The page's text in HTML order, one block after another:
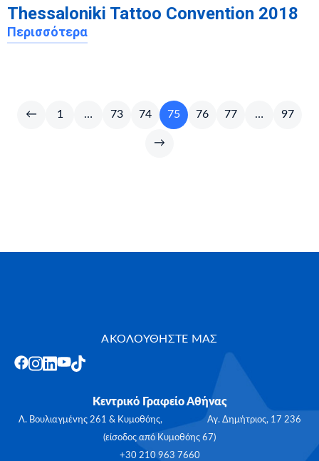
Τhessaloniki Tattoo Convention 2018
Περισσότερα
← 1 … 73 74 75 76 77 … 97
→
ΑΚΟΛΟΥΘΗΣΤΕ ΜΑΣ
Κεντρικό Γραφείο Αθήνας
Λ. Βουλιαγμένης 261 & Κυμοθόης, Αγ. Δημήτριος, 17 236
(είσοδος από Κυμοθόης 67)
+30 210 963 7660